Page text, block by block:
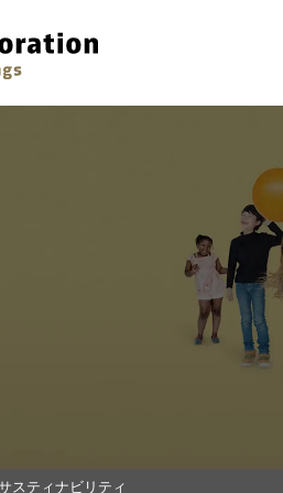
スティナビリティ